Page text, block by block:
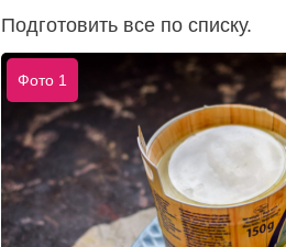
Подготовить все по списку.
Фото 1